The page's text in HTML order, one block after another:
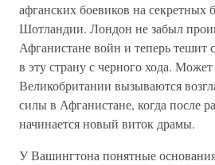
афганских боевиков на секретных
Шотландии. Лондон не забыл
Афганистане войн и теперь тешит
в эту страну с черного хода.
Великобритании вызываются
силы в Афганистане, когда после
начинается новый виток драмы.
У Вашингтона понятные